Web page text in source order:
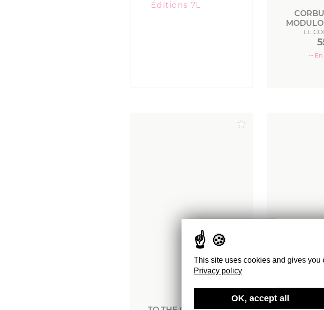
Éditions 7L
LE
···
This site uses cookies and gives
Privacy policy
OK, accept all